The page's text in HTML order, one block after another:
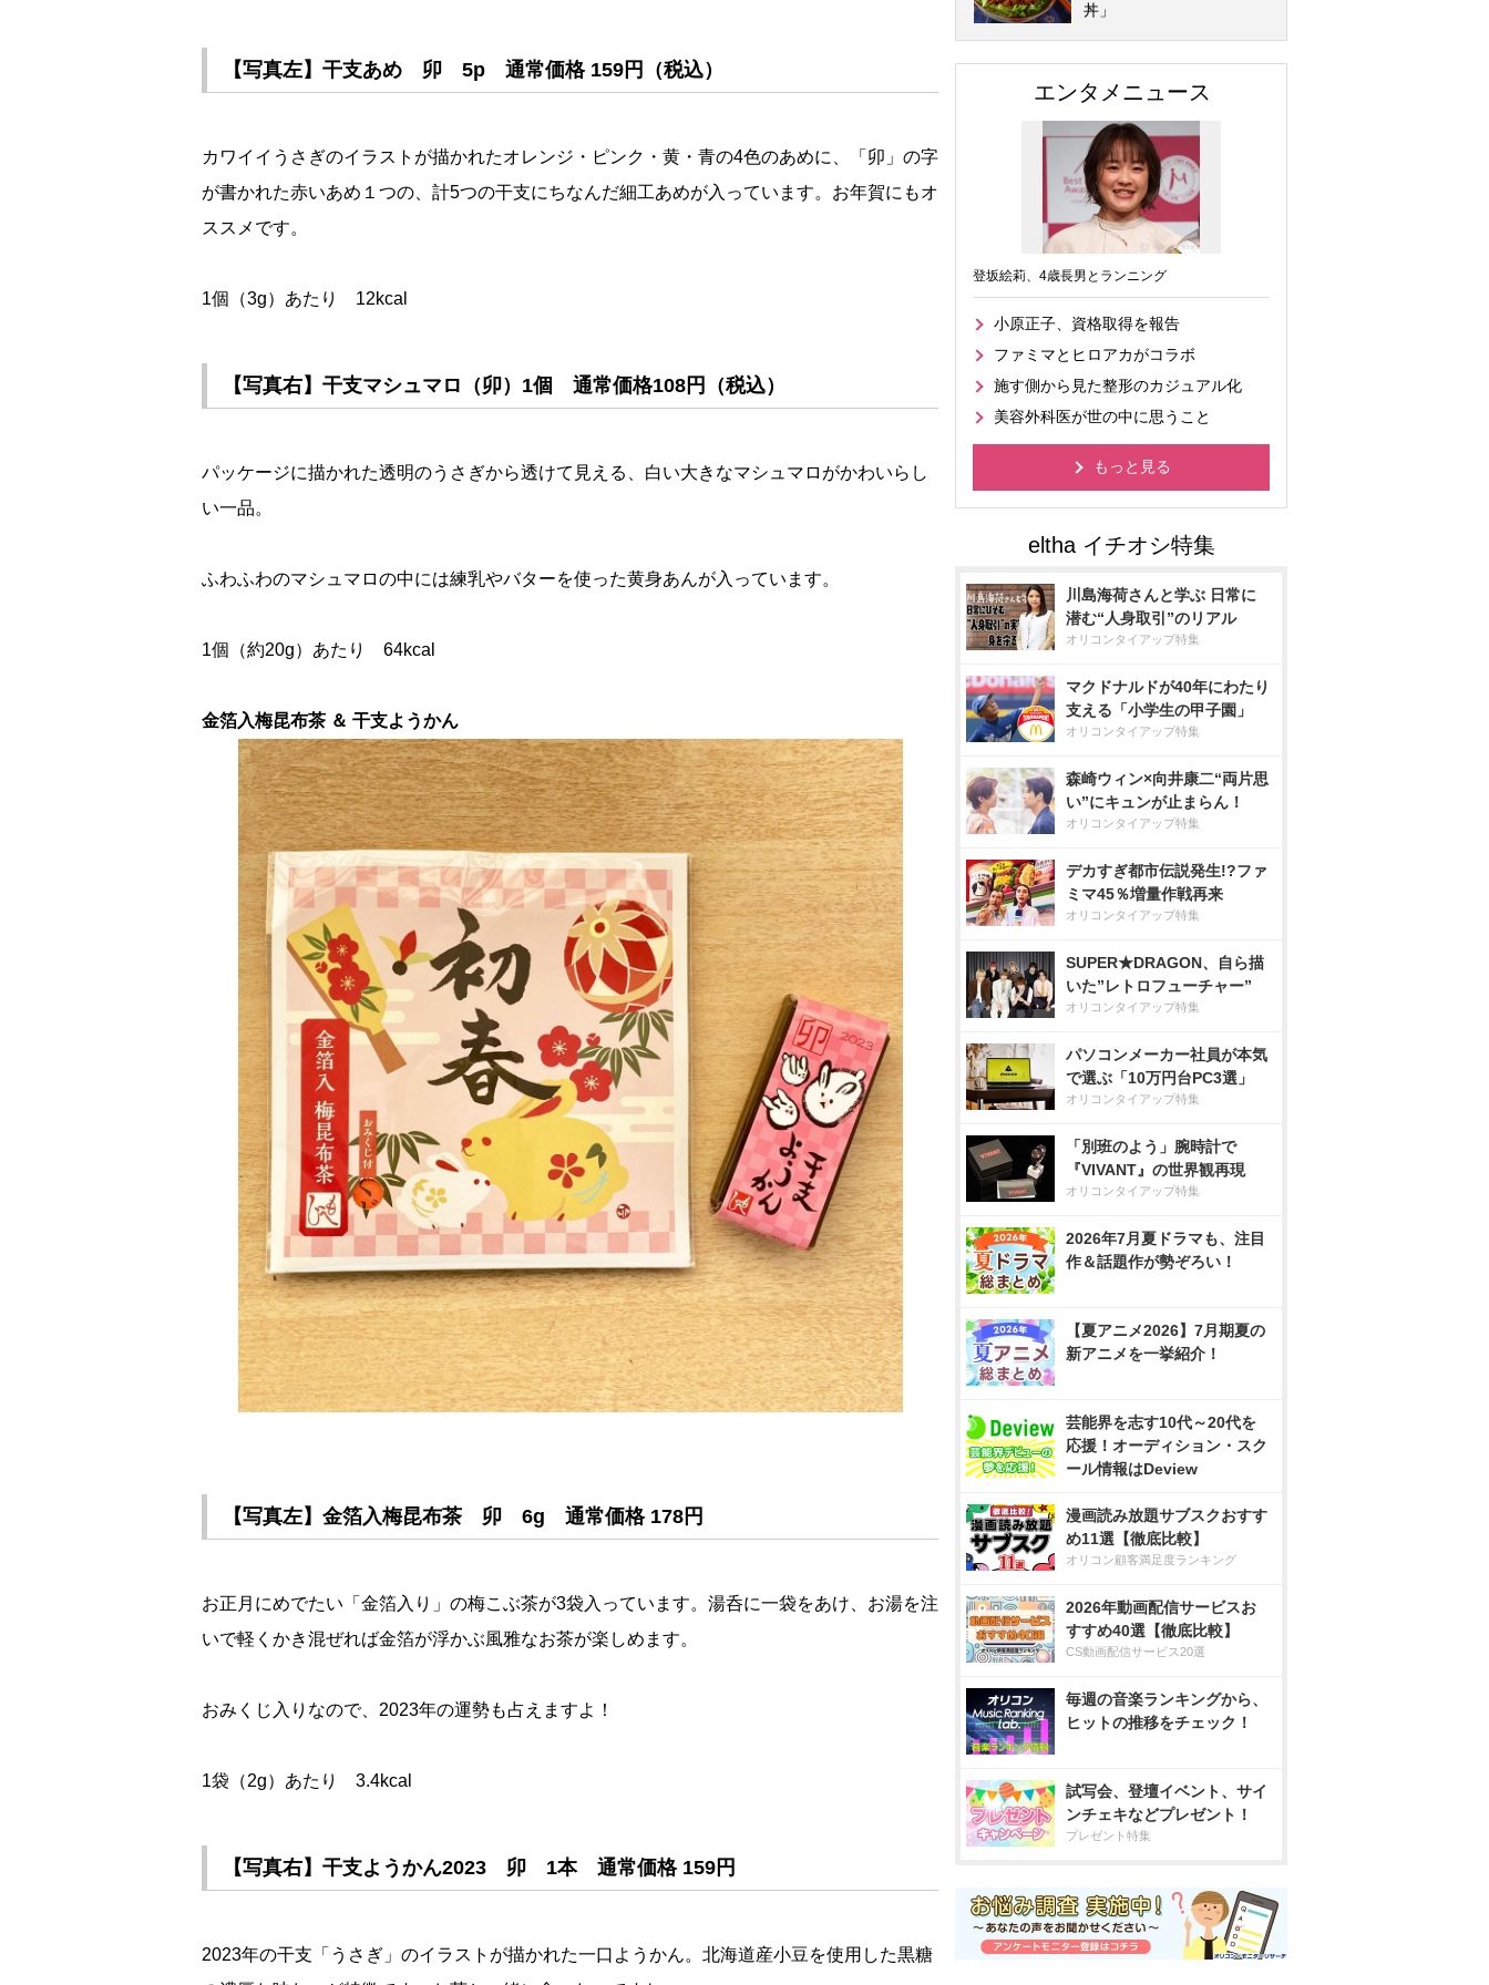
【写真左】干支あめ 卯 5p 通常価格 159円（税込）
カワイイうさぎのイラストが描かれたオレンジ・ピンク・黄・青の4色のあめに、「卯」の字
が書かれた赤いあめ１つの、計5つの干支にちなんだ細工あめが入っています。お年賀にもオ
ススメです。
1個（3g）あたり 12kcal
【写真右】干支マシュマロ（卯）1個 通常価格108円（税込）
パッケージに描かれた透明のうさぎから透けて見える、白い大きなマシュマロがかわいらし
い一品。
ふわふわのマシュマロの中には練乳やバターを使った黄身あんが入っています。
1個（約20g）あたり 64kcal
金箔入梅昆布茶 ＆ 干支ようかん
【写真左】金箔入梅昆布茶 卯 6g 通常価格 178円
お正月にめでたい「金箔入り」の梅こぶ茶が3袋入っています。湯呑に一袋をあけ、お湯を注
いで軽くかき混ぜれば金箔が浮かぶ風雅なお茶が楽しめます。
おみくじ入りなので、2023年の運勢も占えますよ！
1袋（2g）あたり 3.4kcal
【写真右】干支ようかん2023 卯 1本 通常価格 159円
2023年の干支「うさぎ」のイラストが描かれた一口ようかん。北海道産小豆を使用した黒糖
丼」
エンタメニュース
登坂絵莉、4歳長男とランニング
小原正子、資格取得を報告
ファミマとヒロアカがコラボ
施す側から見た整形のカジュアル化
美容外科医が世の中に思うこと
もっと見る
川島海荷さんと学ぶ 日常に
潜む“人身取引”のリアル
オリコンタイアップ特集
マクドナルドが40年にわたり
支える「小学生の甲子園」
オリコンタイアップ特集
森崎ウィン×向井康二“両片思
い”にキュンが止まらん！
オリコンタイアップ特集
デカすぎ都市伝説発生!?ファ
ミマ45％増量作戦再来
オリコンタイアップ特集
SUPER★DRAGON、自ら描
いた”レトロフューチャー”
オリコンタイアップ特集
パソコンメーカー社員が本気
で選ぶ「10万円台PC3選」
オリコンタイアップ特集
「別班のよう」腕時計で
『VIVANT』の世界観再現
オリコンタイアップ特集
2026年7月夏ドラマも、注目
作＆話題作が勢ぞろい！
【夏アニメ2026】7月期夏の
新アニメを一挙紹介！
芸能界を志す10代～20代を
応援！オーディション・スク
ール情報はDeview
漫画読み放題サブスクおすす
め11選【徹底比較】
オリコン顧客満足度ランキング
2026年動画配信サービスお
すすめ40選【徹底比較】
CS動画配信サービス20選
毎週の音楽ランキングから、
ヒットの推移をチェック！
試写会、登壇イベント、サイ
ンチェキなどプレゼント！
プレゼント特集